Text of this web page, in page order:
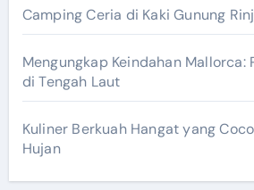
Camping Ceria di Kaki Gunung
Mengungkap Keindahan Mallorca:
di Tengah Laut
Kuliner Berkuah Hangat yang
Hujan